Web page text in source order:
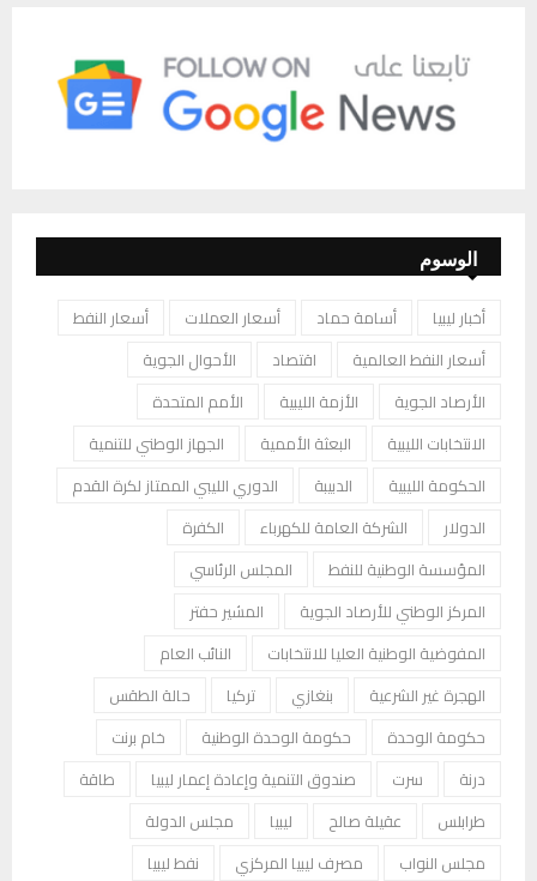
الوسوم
أخبار ليبيا أسامة حماد أسعار العملات
أسعار النفط
أسعار النفط العالمية
اقتصاد
الأحوال الجوية
الأرصاد الجوية
الأزمة الليبية
الأمم المتحدة
الانتخابات الليبية
البعثة الأممية
الجهاز الوطني للتنمية
الحكومة الليبية
الدبيبة
الدوري الليبي الممتاز لكرة القدم
الدولار
الشركة العامة للكهرباء
الكفرة
المؤسسة الوطنية للنفط
المجلس الرئاسي
المركز الوطني للأرصاد الجوية
المشير حفتر
المفوضية الوطنية العليا للانتخابات
النائب العام
الهجرة غير الشرعية
بنغازي تركيا
حالة الطقس
حكومة الوحدة
حكومة الوحدة الوطنية
خام برنت
درنة
سرت صندوق التنمية وإعادة إعمار ليبيا
طاقة
طرابلس
عقيلة صالح ليبيا
مجلس الدولة
مجلس النواب
مصرف ليبيا المركزي
نفط ليبيا